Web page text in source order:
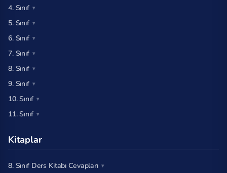
4. Sınıf
5. Sınıf
6. Sınıf
7. Sınıf
8. Sınıf
9. Sınıf
10. Sınıf
11. Sınıf
Kitaplar
8. Sınıf Ders Kitabı Cevapları